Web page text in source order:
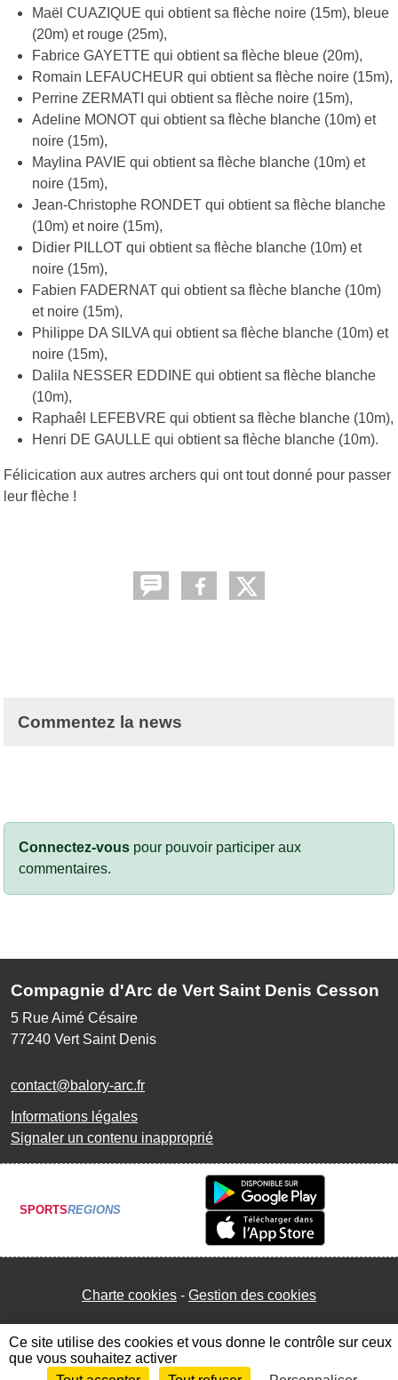
Maël CUAZIQUE qui obtient sa flèche noire (15m), bleue
(20m) et rouge (25m),
Fabrice GAYETTE qui obtient sa flèche bleue (20m),
Romain LEFAUCHEUR qui obtient sa flèche noire (15m),
Perrine ZERMATI qui obtient sa flèche noire (15m),
Adeline MONOT qui obtient sa flèche blanche (10m) et
noire (15m),
Maylina PAVIE qui obtient sa flèche blanche (10m) et
noire (15m),
Jean-Christophe RONDET qui obtient sa flèche blanche
(10m) et noire (15m),
Didier PILLOT qui obtient sa flèche blanche (10m) et
noire (15m),
Fabien FADERNAT qui obtient sa flèche blanche (10m)
et noire (15m),
Philippe DA SILVA qui obtient sa flèche blanche (10m) et
noire (15m),
Dalila NESSER EDDINE qui obtient sa flèche blanche
(10m),
Raphaêl LEFEBVRE qui obtient sa flèche blanche (10m),
Henri DE GAULLE qui obtient sa flèche blanche (10m).
Félicication aux autres archers qui ont tout donné pour passer
leur flèche !
Commentez la news
Connectez-vous pour pouvoir participer aux
commentaires.
Compagnie d'Arc de Vert Saint Denis Cesson
5 Rue Aimé Césaire
77240 Vert Saint Denis
contact@balory-arc.fr
Informations légales
Signaler un contenu inapproprié
SPORTSREGIONS
Charte cookies Gestion des cookies
Ce site utilise des cookies et vous donne le contrôle sur ceux
que vous souhaitez activer